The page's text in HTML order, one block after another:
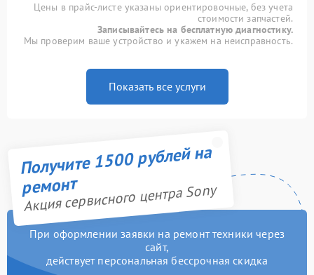
Цены в прайс-листе указаны ориентировочные, без учета
стоимости запчастей.
Записывайтесь на бесплатную диагностику.
Мы проверим ваше устройство и укажем на неисправность.
Показать все услуги
Получите 1500 рублей на
ремонт
Акция сервисного центра Sony
При оформлении заявки на ремонт техники через
сайт,
действует персональная бессрочная скидка